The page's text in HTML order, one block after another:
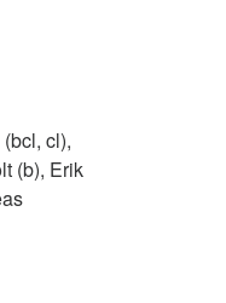
cl),
(b), Erik